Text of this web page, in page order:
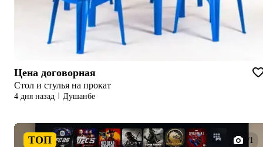
Цена договорная
Стол и стулья на прокат
4 дня назад Душанбе
ТОП 1/1